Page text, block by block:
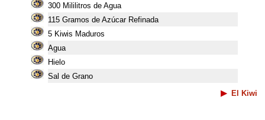
300 Mililitros de Agua
115 Gramos de Azúcar Refinada
5 Kiwis Maduros
Agua
Hielo
Sal de Grano
El Kiwi